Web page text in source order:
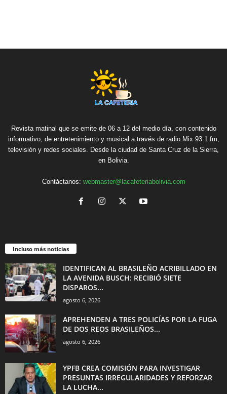
Revista matinal que se emite de 06 a 12 del medio día, con contenido
informativo, de entretenimiento y musical a través de radio Mix 93.1 fm,
televisión y redes sociales. Desde la ciudad de Santa Cruz de la Sierra,
en Bolivia.
Contáctanos: webmaster@lacafeteriabolivia.com
Incluso más noticias
IDENTIFICAN AL BRASILEÑO ACRIBILLADO EN
LA AVENIDA BUSCH: RECIBIÓ SIETE
DISPAROS...
agosto 6, 2026
APREHENDEN A TRES POLICÍAS POR LA FUGA
DE DOS REOS BRASILEÑOS...
agosto 6, 2026
YPFB CREA COMISIÓN PARA INVESTIGAR
PRESUNTAS IRREGULARIDADES Y REFORZAR
LA LUCHA...